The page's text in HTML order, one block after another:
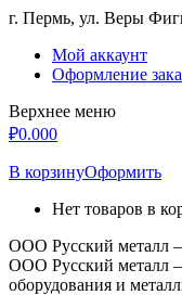
Перейти
содержанию
г. Пермь, ул. Веры
Мой аккаунт
Оформление
Верхнее меню
₽0.000
В корзинуОформить
Нет товаров в
ООО Русский металл —
ООО Русский металл —
оборудования и